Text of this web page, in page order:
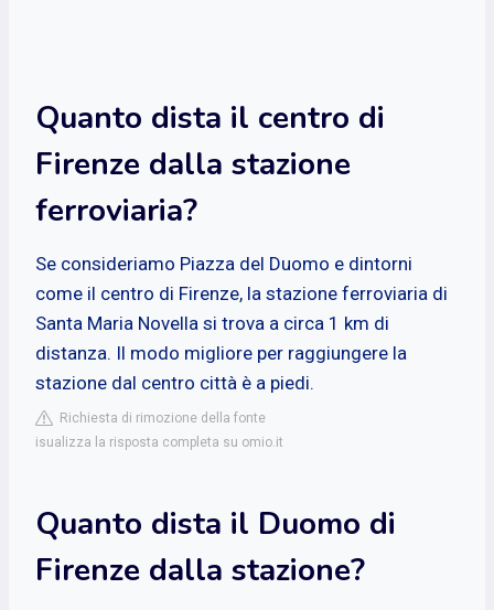
Quanto dista il centro di
Firenze dalla stazione
ferroviaria?
Se consideriamo Piazza del Duomo e dintorni
come il centro di Firenze, la stazione ferroviaria di
Santa Maria Novella si trova a circa 1 km di
distanza. Il modo migliore per raggiungere la
stazione dal centro città è a piedi.
Richiesta di rimozione della fonte
isualizza la risposta completa su omio.it
Quanto dista il Duomo di
Firenze dalla stazione?